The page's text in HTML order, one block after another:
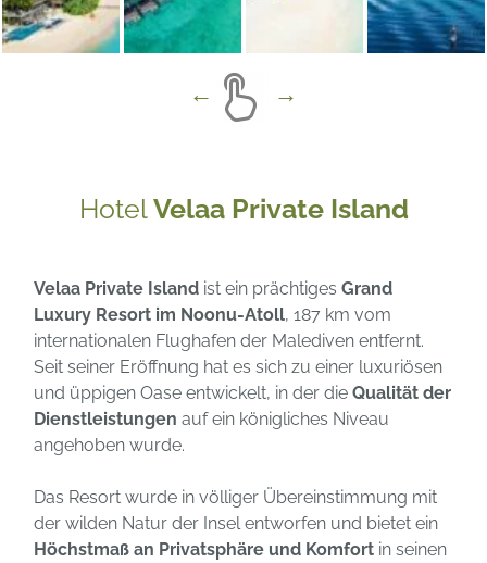
HotelVelaa Private Island
Velaa Private Island ist ein prächtiges Grand
Luxury Resort im Noonu-Atoll, 187 km vom
internationalen Flughafen der Malediven entfernt.
Seit seiner Eröffnung hat es sich zu einer luxuriösen
und üppigen Oase entwickelt, in der die Qualität der
Dienstleistungen auf ein königliches Niveau
angehoben wurde.
Das Resort wurde in völliger Übereinstimmung mit
der wilden Natur der Insel entworfen und bietet ein
Höchstmaß an Privatsphäre und Komfort in seinen